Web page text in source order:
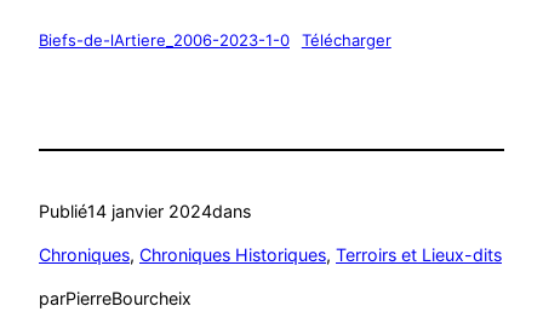
Biefs-de-lArtiere_2006-2023-1-0 Télécharger
Publié14 janvier 2024dans
Chroniques, Chroniques Historiques, Terroirs et Lieux-dits
parPierreBourcheix